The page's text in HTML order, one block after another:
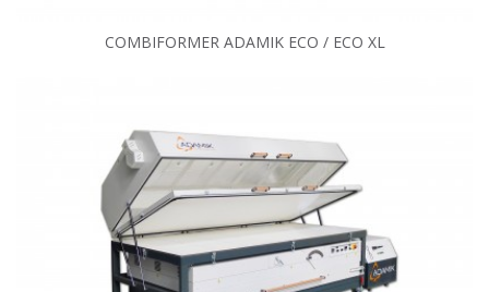
COMBIFORMER ADAMIK ECO / ECO XL